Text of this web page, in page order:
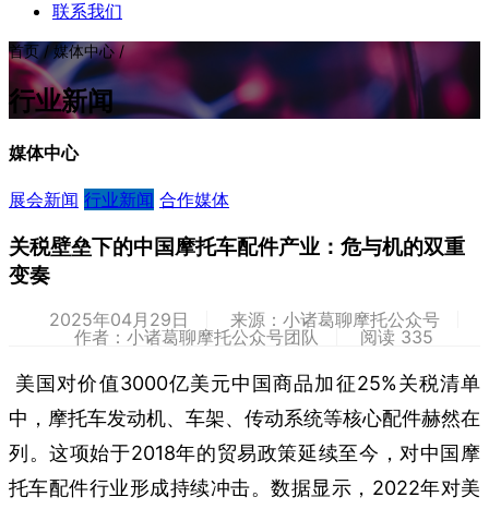
联系我们
首页 / 媒体中心 /
行业新闻
媒体中心
展会新闻 行业新闻 合作媒体
关税壁垒下的中国摩托车配件产业：危与机的双重
变奏
2025年04月29日
来源：小诸葛聊摩托公众号
作者：小诸葛聊摩托公众号团队
阅读 335
美国对价值3000亿美元中国商品加征25%关税清单
中，摩托车发动机、车架、传动系统等核心配件赫然在
列。这项始于2018年的贸易政策延续至今，对中国摩
托车配件行业形成持续冲击。数据显示，2022年对美